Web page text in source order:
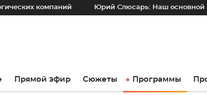
Юрий Слюсарь: Наш основной принцип –
Прямой эфир Сюжеты Программы